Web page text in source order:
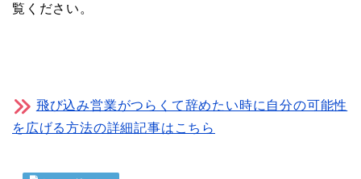
覧ください。
飛び込み営業がつらくて辞めたい時に自分の可能性
を広げる方法の詳細記事はこちら